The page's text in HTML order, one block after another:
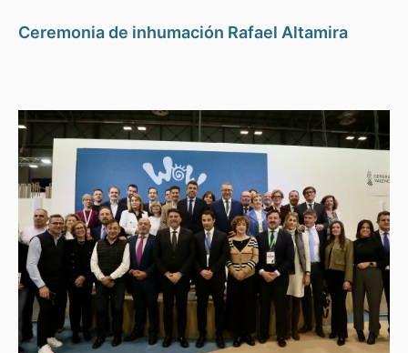
Ceremonia de inhumación Rafael Altamira